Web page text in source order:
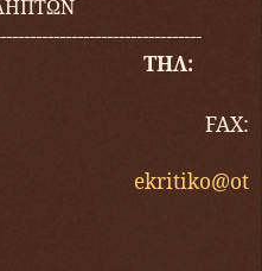
2 ΤΗΛ:
Ν. 6 FAX:
ekritiko@ot